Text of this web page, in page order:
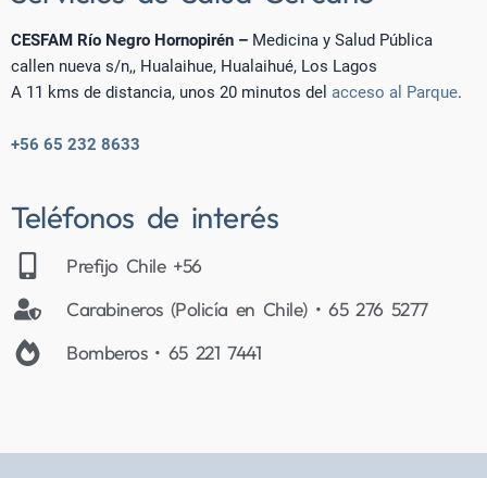
CESFAM Río Negro Hornopirén – Medicina y Salud Pública
callen nueva s/n,, Hualaihue, Hualaihué, Los Lagos
A 11 kms de distancia, unos 20 minutos del acceso al Parque.
+56 65 232 8633
Teléfonos de interés
Prefijo Chile +56
Carabineros (Policía en Chile) • 65 276 5277
Bomberos • 65 221 7441